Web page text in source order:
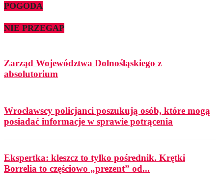
POGODA
NIE PRZEGAP
Zarząd Województwa Dolnośląskiego z
absolutorium
Wrocławscy policjanci poszukują osób, które mogą
posiadać informacje w sprawie potrącenia
Ekspertka: kleszcz to tylko pośrednik. Krętki
Borrelia to częściowo „prezent” od...